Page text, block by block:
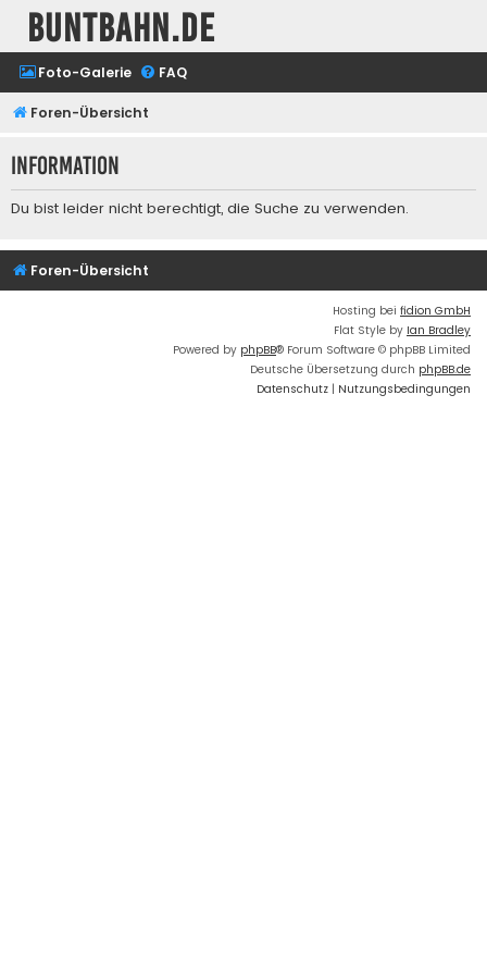
buntbahn.de
Foto-Galerie FAQ
Foren-Übersicht
Information
Du bist leider nicht berechtigt, die Suche zu verwenden.
Foren-Übersicht
Hosting bei fidion GmbH
Flat Style by Ian Bradley
Powered by phpBB® Forum Software © phpBB Limited
Deutsche Übersetzung durch phpBB.de
Datenschutz | Nutzungsbedingungen